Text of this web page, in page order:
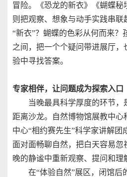
冒险。《恐龙的新衣》《蝴蝶秘
则把观察、想象与动手实践串联
“新衣”？蝴蝶的色彩从何而来？
之间，把一个个疑问带进展厅，
验中寻找答案。
专家相伴，让问题成为探索入口
当晚最具科学厚度的环节，
距离沙龙。自然博物馆展教中心
中心“相约赛先生”科学家讲解团
面对面畅聊自然，把白天容易忽
晚的静谧中重新观察、提问和理
在“体验自然”展区，闭馆后